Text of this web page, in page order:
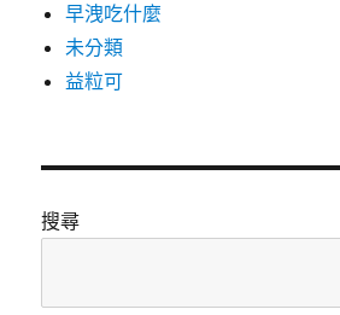
早洩吃什麼
未分類
益粒可
搜尋